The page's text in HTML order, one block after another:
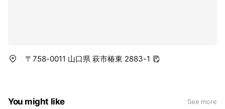
〒758-0011 山口県 萩市椿東 2883-1
You might like See more